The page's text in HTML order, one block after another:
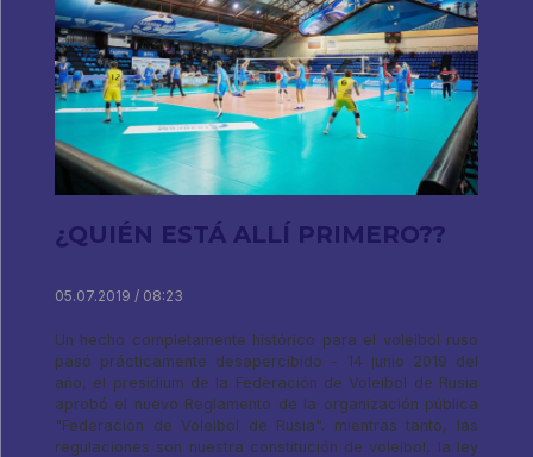
¿QUIÉN ESTÁ ALLÍ PRIMERO??
05.07.2019 / 08:23
Un hecho completamente histórico para el voleibol ruso
pasó prácticamente desapercibido - 14 junio 2019 del
año, el presidium de la Federación de Voleibol de Rusia
aprobó el nuevo Reglamento de la organización pública
"Federación de Voleibol de Rusia". mientras tanto, las
regulaciones son nuestra constitución de voleibol, la ley